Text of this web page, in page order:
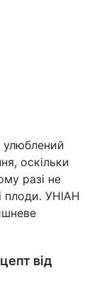
оскільки
разі не
плоди. УНІАН
від